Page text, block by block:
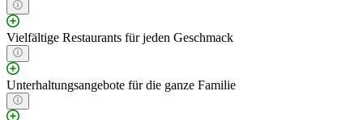
Vielfältige Restaurants für jeden Geschmack
Unterhaltungsangebote für die ganze Familie